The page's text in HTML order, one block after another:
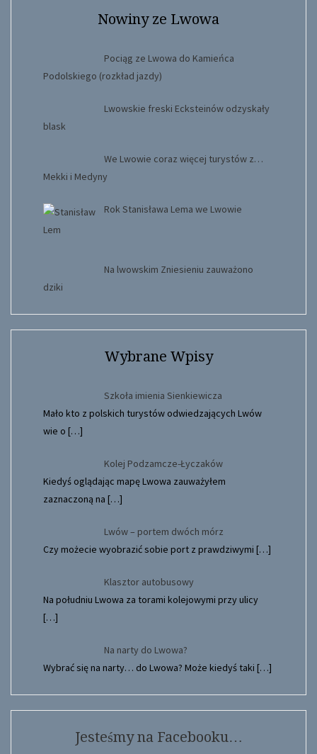
Nowiny ze Lwowa
Pociąg ze Lwowa do Kamieńca
Podolskiego (rozkład jazdy)
Lwowskie freski Ecksteinów odzyskały
blask
We Lwowie coraz więcej turystów z…
Mekki i Medyny
Rok Stanisława Lema we Lwowie
Na lwowskim Zniesieniu zauważono
dziki
Wybrane Wpisy
Szkoła imienia Sienkiewicza
Mało kto z polskich turystów odwiedzających Lwów
wie o […]
Kolej Podzamcze-Łyczaków
Kiedyś oglądając mapę Lwowa zauważyłem
zaznaczoną na […]
Lwów – portem dwóch mórz
Czy możecie wyobrazić sobie port z prawdziwymi […]
Klasztor autobusowy
Na południu Lwowa za torami kolejowymi przy ulicy
[…]
Na narty do Lwowa?
Wybrać się na narty… do Lwowa? Może kiedyś taki […]
Jesteśmy na Facebooku…